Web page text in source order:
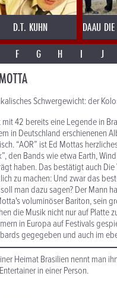
D.T. KUHN
DAAU DIE
F G H I J
Schwergewicht: der
mit 42 bereits eine Legende in
in Deutschland erschienenen
“AOR” ist Ed Mottas
den Bands wie etwa Earth,
haben. Das bestätigt auch
zu machen: Und zwar das
man dazu sagen? Der Mann
voluminöser Bariton, sein
die Musik nicht nur auf Platte
in Europa auf Festivals
gegegeben und auch im
Heimat Brasilien nennt man
in einer Person.